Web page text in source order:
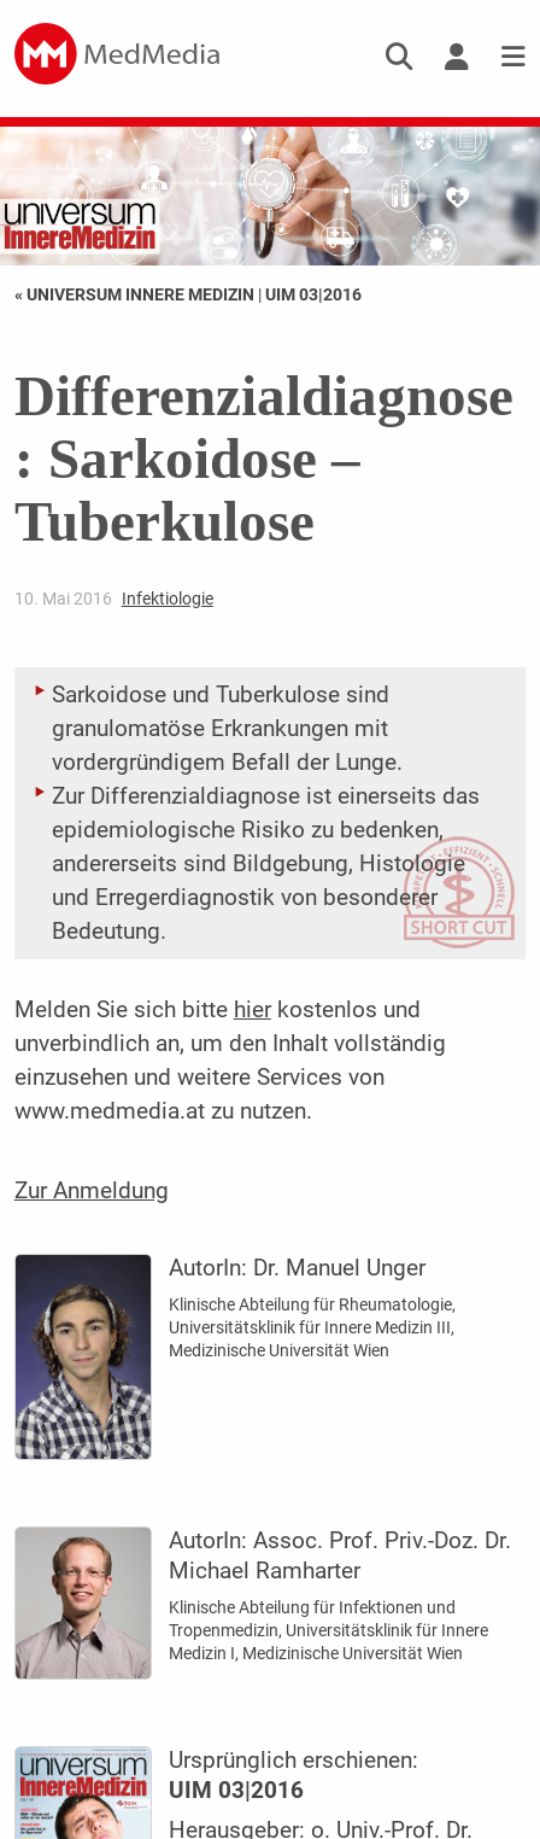
« UNIVERSUM INNERE MEDIZIN |UIM 03|2016
Differenzialdiagnose
: Sarkoidose –
Tuberkulose
10. Mai 2016 Infektiologie
Sarkoidose und Tuberkulose sind
granulomatöse Erkrankungen mit
vordergründigem Befall der Lunge.
Zur Differenzialdiagnose ist einerseits das
epidemiologische Risiko zu bedenken,
andererseits sind Bildgebung, Histologie
und Erregerdiagnostik von besonderer
Bedeutung.
Melden Sie sich bitte hierkostenlos und
unverbindlich an, um den Inhalt vollständig
einzusehen und weitere Services von
www.medmedia.at zu nutzen.
Zur Anmeldung
AutorIn: Dr. Manuel Unger
Klinische Abteilung für Rheumatologie,
Universitätsklinik für Innere Medizin III,
Medizinische Universität Wien
AutorIn:Assoc. Prof. Priv.-Doz. Dr.
Michael Ramharter
Klinische Abteilung für Infektionen und
Tropenmedizin, Universitätsklinik für Innere
Medizin I, Medizinische Universität Wien
Ursprünglich erschienen:
UIM 03|2016
Herausgeber: o. Univ.-Prof. Dr.